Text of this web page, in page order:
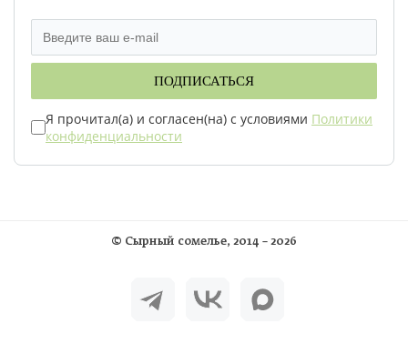
ПОДПИСАТЬСЯ
Я прочитал(а) и согласен(на) с условиями Политики
конфиденциальности
© Сырный сомелье, 2014 – 2026